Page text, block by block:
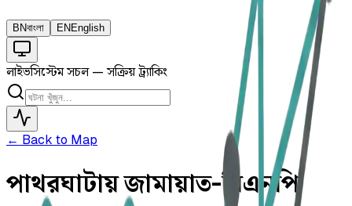
BNবাংলা EN English
লাইভসিস্টেম সচল — সক্রিয় ট্র্যাকিং
← Back to Map
পাথরঘাটায় জামায়াত-বিএনপি